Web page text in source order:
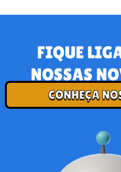
FIQUE
NOSSAS
CONHEÇA